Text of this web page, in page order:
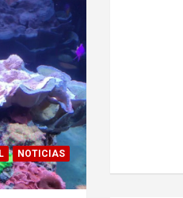
NOTICIAS